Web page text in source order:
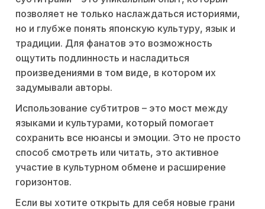
позволяет не только наслаждаться историями,
но и глубже понять японскую культуру, язык и
традиции. Для фанатов это возможность
ощутить подлинность и насладиться
произведениями в том виде, в котором их
задумывали авторы.
Использование субтитров – это мост между
языками и культурами, который помогает
сохранить все нюансы и эмоции. Это не просто
способ смотреть или читать, это активное
участие в культурном обмене и расширение
горизонтов.
Если вы хотите открыть для себя новые грани